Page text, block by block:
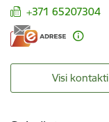
+371 65207304
Visi kontakti